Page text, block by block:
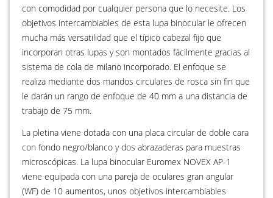
con comodidad por cualquier persona que lo necesite. Los
objetivos intercambiables de esta lupa binocular le ofrecen
mucha más versatilidad que el típico cabezal fijo que
incorporan otras lupas y son montados fácilmente gracias al
sistema de cola de milano incorporado. El enfoque se
realiza mediante dos mandos circulares de rosca sin fin que
le darán un rango de enfoque de 40 mm a una distancia de
trabajo de 75 mm.
La pletina viene dotada con una placa circular de doble cara
con fondo negro/blanco y dos abrazaderas para muestras
microscópicas. La lupa binocular Euromex NOVEX AP-1
viene equipada con una pareja de oculares gran angular
(WF) de 10 aumentos, unos objetivos intercambiables